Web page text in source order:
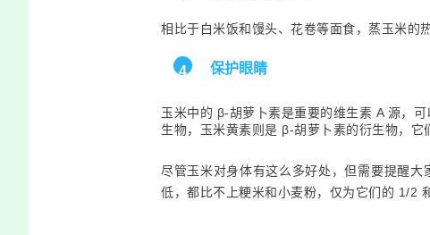
相比于白米饭和馒头、花卷等面食，蒸玉米的
4 保护眼睛
玉米中的 β-胡萝卜素是重要的维生素 A 源，
生物，玉米黄素则是 β-胡萝卜素的衍生物，它
尽管玉米对身体有这么多好处，但需要提醒大
低，都比不上粳米和小麦粉，仅为它们的 1/2